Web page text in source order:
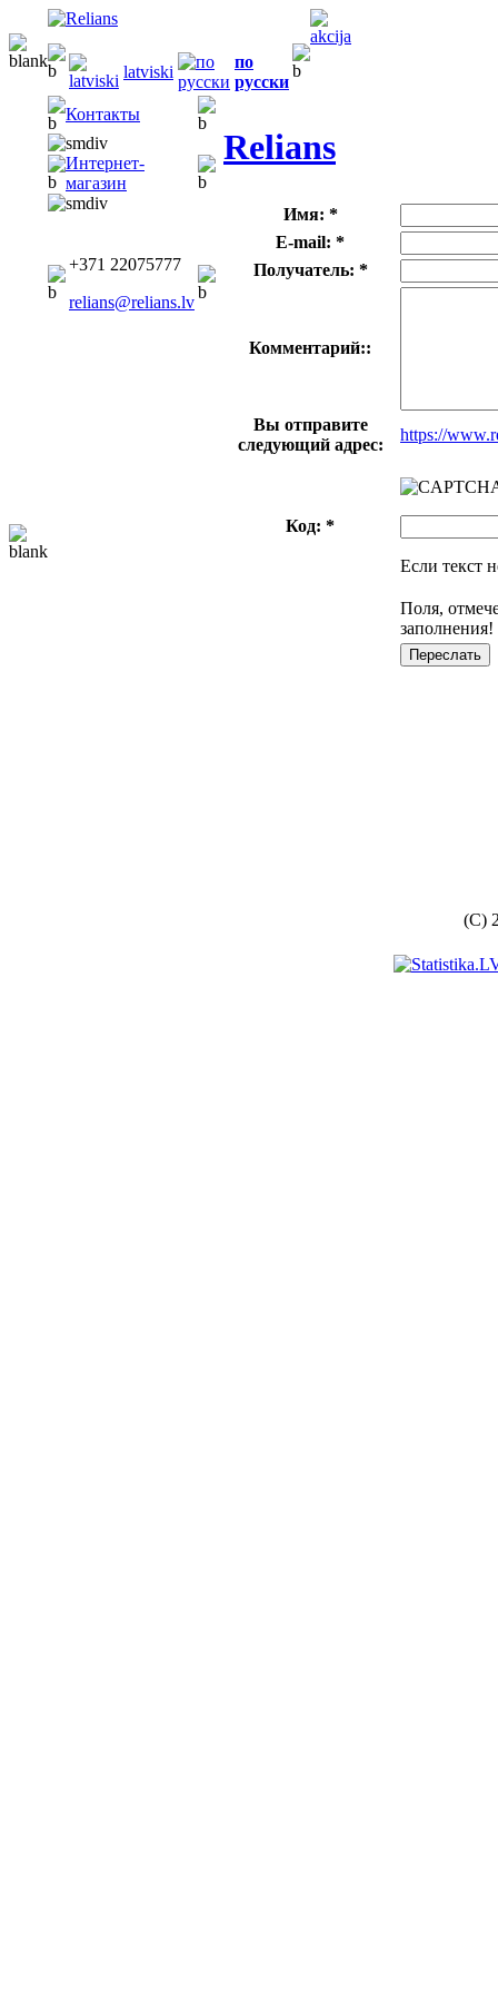
latviski
по
русски
Контакты
Интернет-
магазин
+371 22075777
relians@relians.lv
Relians
Имя: *
E-mail: *
Получатель: *
Комментарий::
Вы отправите
следующий адрес:
https://
Код: *
Если текст
Поля,
заполнения!
(C)